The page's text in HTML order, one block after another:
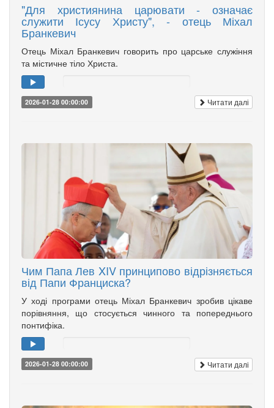
"Для християнина царювати - означає
служити Ісусу Христу", - отець Міхал
Бранкевич
Отець Міхал Бранкевич говорить про царське служіння
та містичне тіло Христа.
2026-01-28 00:00:00 Читати далі
Чим Папа Лев XIV принципово відрізняється
від Папи Франциска?
У ході програми отець Міхал Бранкевич зробив цікаве
порівняння, що стосується чинного та попереднього
понтифіка.
2026-01-28 00:00:00 Читати далі